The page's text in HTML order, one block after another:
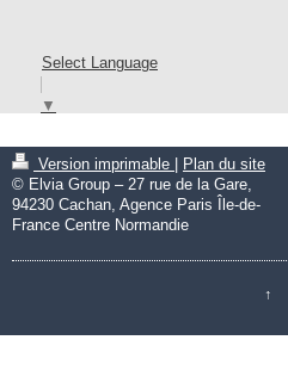
Select Language
▼
Version imprimable
Plan du site
© Elvia Group – 27 rue de la Gare,
94230 Cachan, Agence Paris Île-de-
France Centre Normandie
↑